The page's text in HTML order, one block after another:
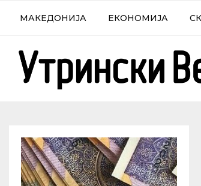
МАКЕДОНИЈА ЕКОНОМИЈА